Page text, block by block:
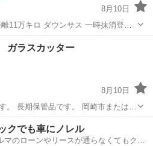
8月10日
11万キロ ダウンサス 一時抹消登録
その他
ガラスカッター
8月10日
長期保管品です。 岡崎市または豊
ご理解の方、よろしくお願い致しま
その他 ガラス
クでも車にノレル
マのローンやリースが通らなくてもクル